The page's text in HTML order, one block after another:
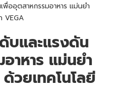
พื่ออุตสาหกรรมอาหาร แม่นยำ
VEGA
บและแรงดัน
าหาร แม่นยำ
วยเทคโนโลยี